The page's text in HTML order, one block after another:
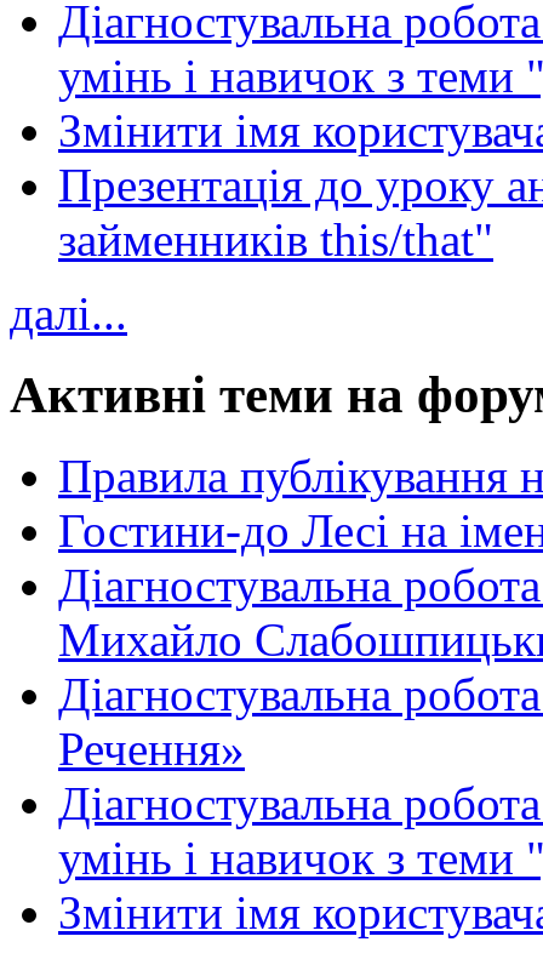
Діагностувальна
умінь і навичок з теми
Змінити імя
Презентація до уроку
займенників this/that"
далі...
Активні теми на
Правила публікування
Гостини-до Лесі на
Діагностувальна
Михайло
Діагностувальна
Речення»
Діагностувальна
умінь і навичок з теми
Змінити імя